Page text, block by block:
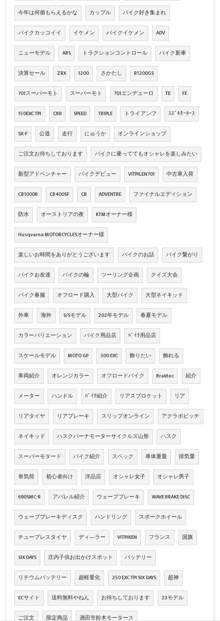
今年は何個もらえるかな カップル バイク好き集まれ
バイクカッコイイ イケメン バイクイケメン ADV
ニューモデル ABS トラクションコントロール バイク新車
決算セール ZRX 1200 さかたし R1200GS
701スーパーモト スーパーモト 701エンデューロ TE FE
150EXC TPI CBR SPEED TRIPLE トライアンフ ｽｽﾞｷﾓｰﾀｰｽ
SX-F 公道 走行 にゅうか オンラインショップ
ご注文お待ちしております バイクに乗っててもオシャレを楽しみたい
新型アドベンチャー バイクデビュー VITPILEN701 中古車入荷
CB1000R CB400SF CB ADVENTRE ファイナルエディション
防水 オーストリアの夜 KTMオーナー様
Husqvarna MOTORCYCLESオーナー様
楽しいお時間をありがとうございます バイクのお話 バイク繋がり
バイクお友達 バイクの輪 ツーリング企画 クイズ大会
バイク春服 オフロード購入 大型バイク 大型ネイキッド
外車 海外 S/Sモデル 202年モデル 春夏モデル
カラーバリエーション バイク用品店 ﾊﾞｲｸ用品店
スケールモデル MOTO GP 300 EXC 飾りたい 飾れる
車両紹介 オレンジカラー オフロードバイク Braktec 紹介
メーター ハンドル ﾊﾞｲｸ紹介 リアスプロケット リア
リアタイヤ リアブレーキ スリップオンライン アクラポビッチ
ネイキッド ハスクバーナモーターサイクルズ山形 ハスク
スーパーモタード バイク紹介 スペック 車体重量 排気量
単気筒 初心者向け 洋品店 オシャレ女子 オシャレ男子
690SMC-R アパレル紹介 ウェーブブレーキ WAVE BRAKE DISC
ウェーブブレーキディスク ハンドリング スポークホイール
チューブレスタイヤ ディ―ラー VITPIKEN フランス 国旗
SIX DAYS 庄内子供お出かけスポット バッテリー
リチウムバッテリー 超軽量化 250 EXC TPI SIX DAYS 超神
ECサイト 送料無料やねん お待ちしております 23モデル
ご注文 限定商品 酒田市鈴木モータース